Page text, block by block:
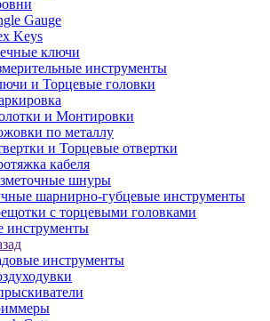
Gauge
Keys
ключи
инструменты
и Торцевые головки
и Монтировки
по металлу
и Торцевые отвертки
кабеля
шнуры
шарнирно-губцевые инструменты
с торцевыми головками
инструменты
инструменты